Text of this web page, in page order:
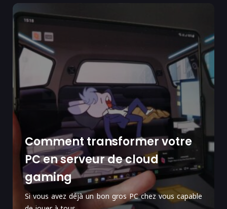
Comment transformer votre
PC en serveur de cloud
gaming
Si vous avez déjà un bon gros PC chez vous capable